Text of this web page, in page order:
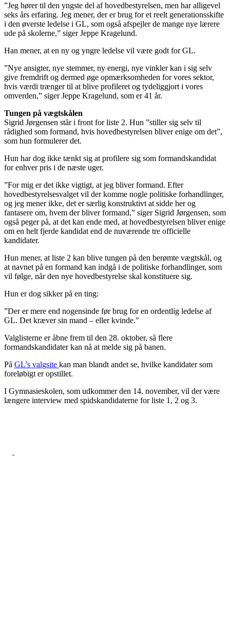
”Jeg hører til den yngste del af hovedbestyrelsen, men har alligevel
seks års erfaring. Jeg mener, der er brug for et reelt generationsskifte
i den øverste ledelse i GL, som også afspejler de mange nye lærere
ude på skolerne,” siger Jeppe Kragelund.
Han mener, at en ny og yngre ledelse vil være godt for GL.
”Nye ansigter, nye stemmer, ny energi, nye vinkler kan i sig selv
give fremdrift og dermed øge opmærksomheden for vores sektor,
hvis værdi trænger til at blive profileret og tydeliggjort i vores
omverden,” siger Jeppe Kragelund, som er 41 år.
Tungen på vægtskålen
Sigrid Jørgensen står i front for liste 2. Hun ”stiller sig selv til
rådighed som formand, hvis hovedbestyrelsen bliver enige om det”,
som hun formulerer det.
Hun har dog ikke tænkt sig at profilere sig som formandskandidat
for enhver pris i de næste uger.
”For mig er det ikke vigtigt, at jeg bliver formand. Efter
hovedbestyrelsesvalget vil der komme nogle politiske forhandlinger,
og jeg mener ikke, det er særlig konstruktivt at sidde her og
fantasere om, hvem der bliver formand,” siger Sigrid Jørgensen, som
også peger på, at det kan ende med, at hovedbestyrelsen bliver enige
om en helt fjerde kandidat end de nuværende tre officielle
kandidater.
Hun mener, at liste 2 kan blive tungen på den berømte vægtskål, og
at navnet på en formand kan indgå i de politiske forhandlinger, som
vil følge, når den nye hovedbestyrelse skal konstituere sig.
Hun er dog sikker på en ting:
”Der er mere end nogensinde før brug for en ordentlig ledelse af
GL. Det kræver sin mand – eller kvinde."
Valglisterne er åbne frem til den 28. oktober, så flere
formandskandidater kan nå at melde sig på banen.
På GL’s valgsite kan man blandt andet se, hvilke kandidater som
foreløbigt er opstillet.
I Gymnasieskolen, som udkommer den 14. november, vil der være
længere interview med spidskandidaterne for liste 1, 2 og 3.